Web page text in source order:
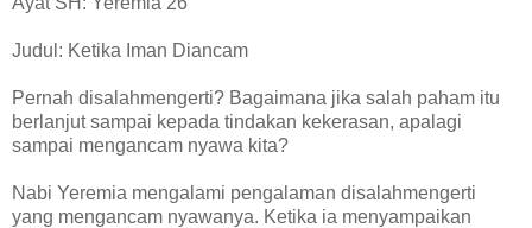
Judul: Ketika Iman Diancam
Pernah disalahmengerti? Bagaimana jika salah paham itu
berlanjut sampai kepada tindakan kekerasan, apalagi
sampai mengancam nyawa kita?
Nabi Yeremia mengalami pengalaman disalahmengerti
yang mengancam nyawanya. Ketika ia menyampaikan